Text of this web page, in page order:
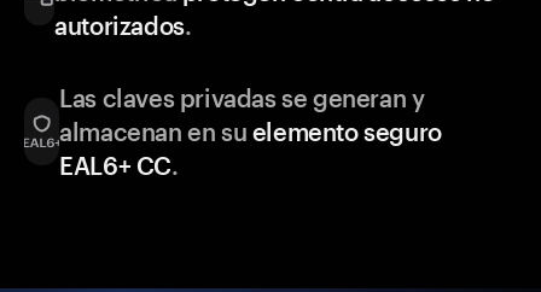
autorizados.
Las claves privadas se generan y
almacenan en su elemento seguro
EAL6+ CC.